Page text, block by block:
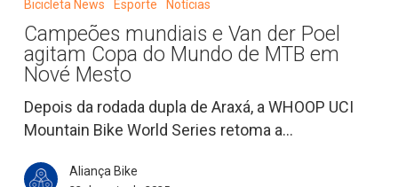
Van
der
Poel
agitam
Copa
Mundo
Bicicleta News Esporte Notícias
Campeões mundiais e Van der Poel
agitam Copa do Mundo de MTB em
Nové Mesto
Depois da rodada dupla de Araxá, a WHOOP UCI
Mountain Bike World Series retoma a…
Aliança Bike